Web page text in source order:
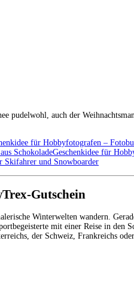
pudelwohl, auch der
für Hobbyfotografen –
SchokoladeGeschenkidee für
Skifahrer und Snowboarder
Gutschein
Winterwelten wandern.
mit einer Reise in den
der Schweiz, Frankreichs